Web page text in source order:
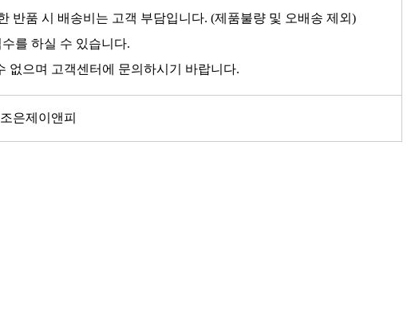
반품 시 배송비는 고객 부담입니다. (제품불량 및 오배송 제외)
를 하실 수 있습니다.
없으며 고객센터에 문의하시기 바랍니다.
은제이앤피